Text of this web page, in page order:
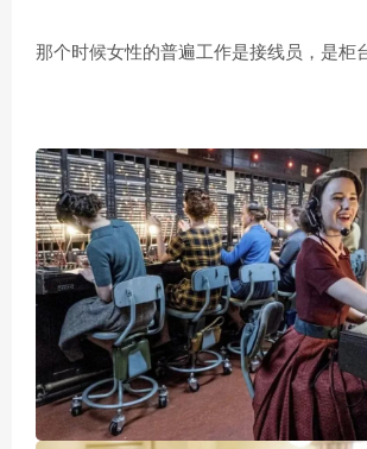
那个时候女性的普遍工作是接线员，是柜